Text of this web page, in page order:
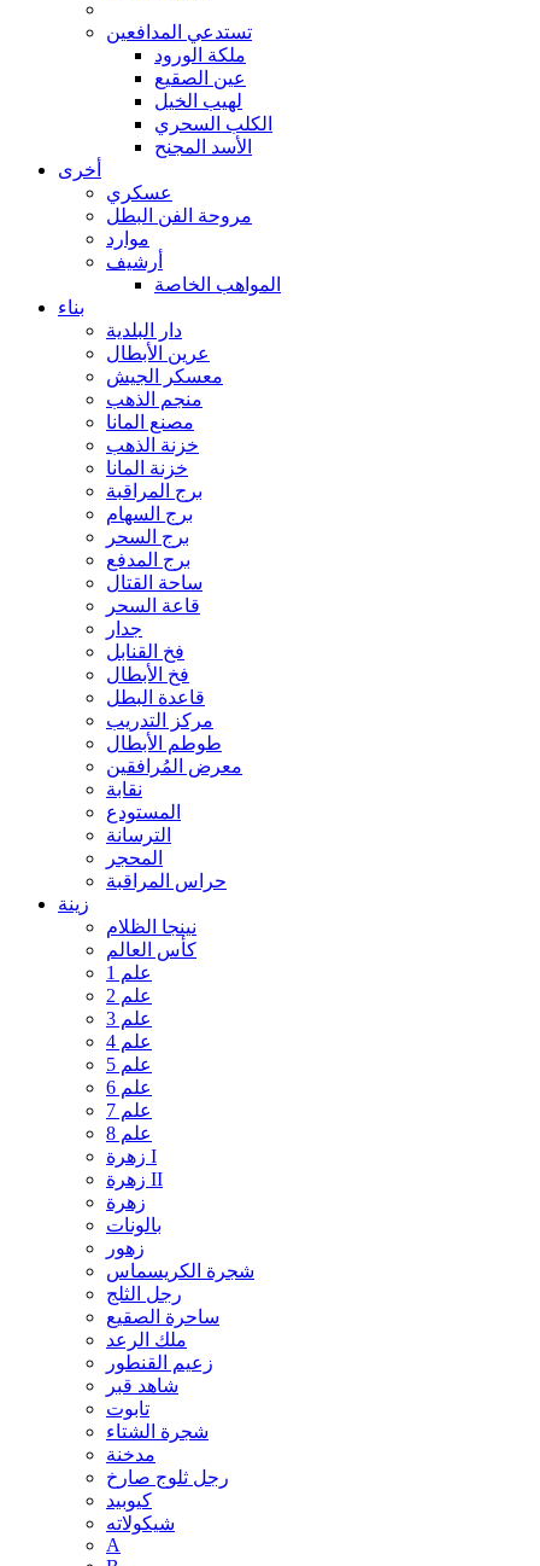
تستدعي المدافعين
ملكة الورود
عين الصقيع
لهيب الخيل
الكلب السحري
الأسد المجنح
أخرى
عسكري
مروحة الفن البطل
موارد
أرشيف
المواهب الخاصة
بناء
دار البلدية
عرين الأبطال
معسكر الجيش
منجم الذهب
مصنع المانا
خزنة الذهب
خزنة المانا
برج المراقبة
برج السهام
برج السحر
برج المدفع
ساحة القتال
قاعة السحر
جدار
فخ القنابل
فخ الأبطال
قاعدة البطل
مركز التدريب
طوطم الأبطال
معرض المُرافقين
نقابة
المستودع
الترسانة
المحجر
حراس المراقبة
زينة
نينجا الظلام
كأس العالم
علم 1
علم 2
علم 3
علم 4
علم 5
علم 6
علم 7
علم 8
زهرة I
زهرة II
زهرة
بالونات
زهور
شجرة الكريسماس
رجل الثلج
ساحرة الصقيع
ملك الرعد
زعيم القنطور
شاهد قبر
تابوت
شجرة الشتاء
مدخنة
رجل ثلوج صارخ
كيوبيد
شيكولاته
A